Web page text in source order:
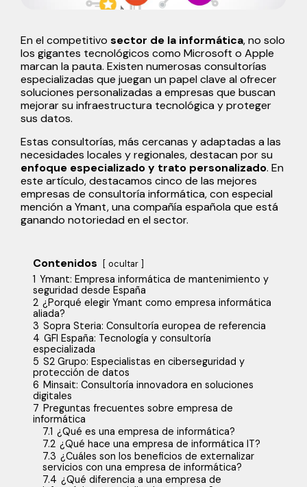
En el competitivo sector de la informática, no solo
los gigantes tecnológicos como Microsoft o Apple
marcan la pauta. Existen numerosas consultorías
especializadas que juegan un papel clave al ofrecer
soluciones personalizadas a empresas que buscan
mejorar su infraestructura tecnológica y proteger
sus datos.
Estas consultorías, más cercanas y adaptadas a las
necesidades locales y regionales, destacan por su
enfoque especializado y trato personalizado. En
este artículo, destacamos cinco de las mejores
empresas de consultoría informática, con especial
mención a Ymant, una compañía española que está
ganando notoriedad en el sector.
Contenidos ocultar
1 Ymant: Empresa informática de mantenimiento y
seguridad desde España
2 ¿Porqué elegir Ymant como empresa informática
aliada?
3 Sopra Steria: Consultoría europea de referencia
4 GFI España: Tecnología y consultoría
especializada
5 S2 Grupo: Especialistas en ciberseguridad y
protección de datos
6 Minsait: Consultoría innovadora en soluciones
digitales
7 Preguntas frecuentes sobre empresa de
informática
7.1 ¿Qué es una empresa de informática?
7.2 ¿Qué hace una empresa de informática IT?
7.3 ¿Cuáles son los beneficios de externalizar
servicios con una empresa de informática?
7.4 ¿Qué diferencia a una empresa de